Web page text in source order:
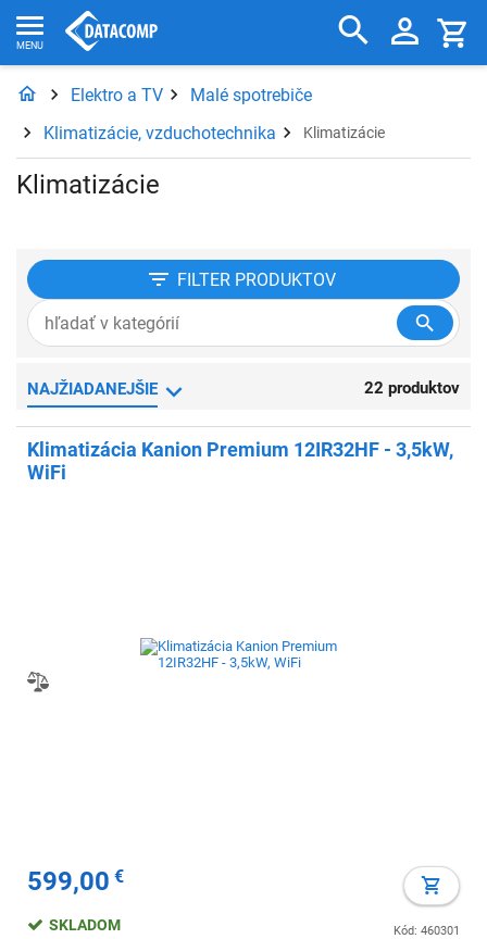
Elektro a TV
Malé spotrebiče
Klimatizácie, vzduchotechnika
Klimatizácie
Klimatizácie
FILTER PRODUKTOV
NAJŽIADANEJŠIE 22 produktov
Klimatizácia Kanion Premium 12IR32HF - 3,5kW,
WiFi
599,00 €
Kód: 460301
SKLADOM